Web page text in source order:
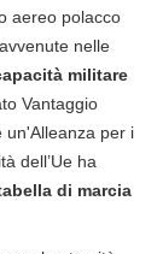
aereo polacco
nelle
militare
Vantaggio
un'Alleanza per i
dell’Ue ha
di marcia